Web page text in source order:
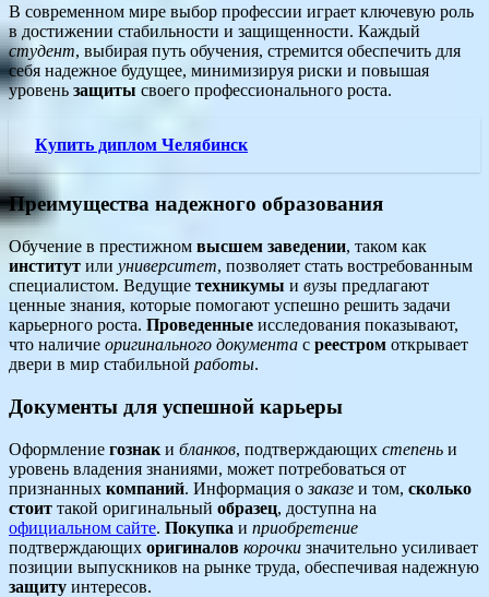
В современном мире выбор профессии играет ключевую роль
в достижении стабильности и защищенности. Каждый
студент, выбирая путь обучения, стремится обеспечить для
себя надежное будущее, минимизируя риски и повышая
уровень защиты своего профессионального роста.
Купить диплом Челябинск
Преимущества надежного образования
Обучение в престижном высшем заведении, таком как
институт или университет, позволяет стать востребованным
специалистом. Ведущие техникумы и вузы предлагают
ценные знания, которые помогают успешно решить задачи
карьерного роста. Проведенные исследования показывают,
что наличие оригинального документа с реестром открывает
двери в мир стабильной работы.
Документы для успешной карьеры
Оформление гознак и бланков, подтверждающих степень и
уровень владения знаниями, может потребоваться от
признанных компаний. Информация озаказе и том, сколько
стоит такой оригинальный образец, доступна на
официальном сайте. Покупка и приобретение
подтверждающих оригиналов корочки значительно усиливает
позиции выпускников на рынке труда, обеспечивая надежную
защиту интересов.